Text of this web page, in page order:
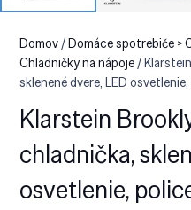
Domov/Domáce spotrebiče >
Chladničky na nápoje/
sklenené dvere, LED
Klarstein
chladnička,
osvetlenie,